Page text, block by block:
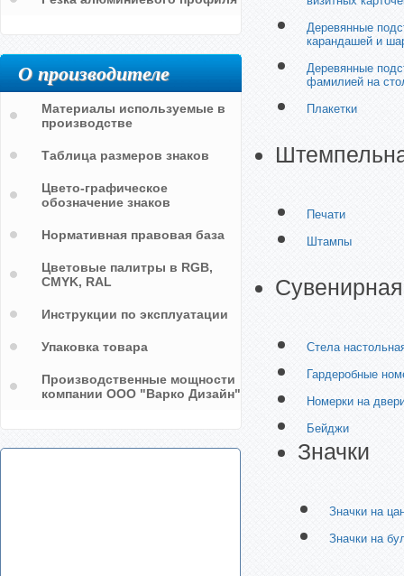
Деревянные
карандашей и
Деревянные
фамилией на
Плакетки
Печати
Штампы
Стела
Гардеробные
Номерки на
Бейджи
Значки
Значки на
Значки на
О производителе
Материалы используемые в
производстве
Таблица размеров знаков
Цвето-графическое
обозначение знаков
Нормативная правовая база
Цветовые палитры в RGB,
CMYK, RAL
Инструкции по эксплуатации
Упаковка товара
Производственные мощности
компании ООО "Варко Дизайн"